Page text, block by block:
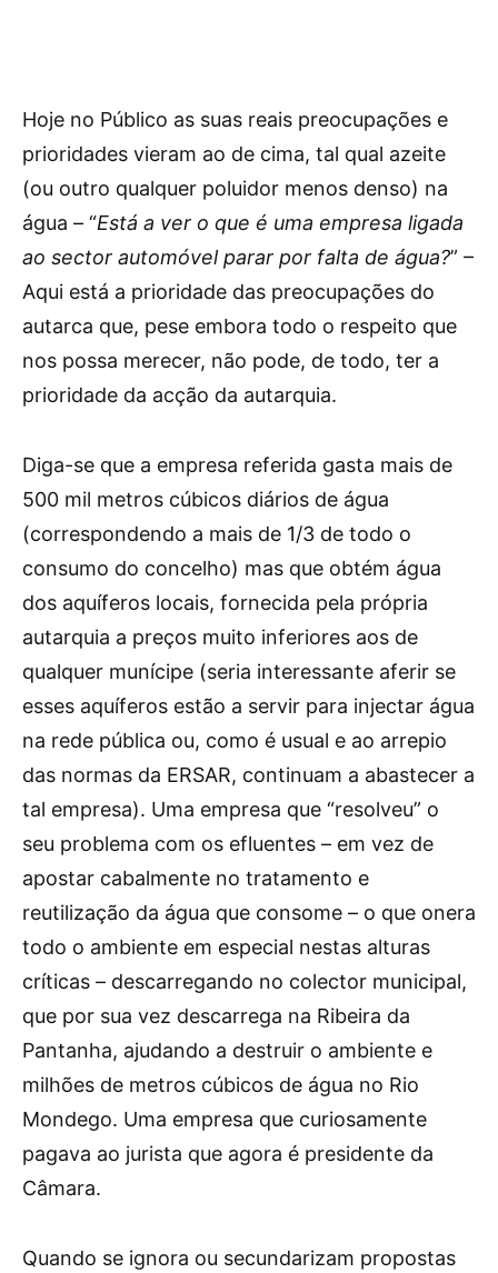
Hoje no Público as suas reais preocupações e
prioridades vieram ao de cima, tal qual azeite
(ou outro qualquer poluidor menos denso) na
água – “Está a ver o que é uma empresa ligada
ao sector automóvel parar por falta de água?” –
Aqui está a prioridade das preocupações do
autarca que, pese embora todo o respeito que
nos possa merecer, não pode, de todo, ter a
prioridade da acção da autarquia.
Diga-se que a empresa referida gasta mais de
500 mil metros cúbicos diários de água
(correspondendo a mais de 1/3 de todo o
consumo do concelho) mas que obtém água
dos aquíferos locais, fornecida pela própria
autarquia a preços muito inferiores aos de
qualquer munícipe (seria interessante aferir se
esses aquíferos estão a servir para injectar água
na rede pública ou, como é usual e ao arrepio
das normas da ERSAR, continuam a abastecer a
tal empresa). Uma empresa que “resolveu” o
seu problema com os efluentes – em vez de
apostar cabalmente no tratamento e
reutilização da água que consome – o que onera
todo o ambiente em especial nestas alturas
críticas – descarregando no colector municipal,
que por sua vez descarrega na Ribeira da
Pantanha, ajudando a destruir o ambiente e
milhões de metros cúbicos de água no Rio
Mondego. Uma empresa que curiosamente
pagava ao jurista que agora é presidente da
Câmara.
Quando se ignora ou secundarizam propostas